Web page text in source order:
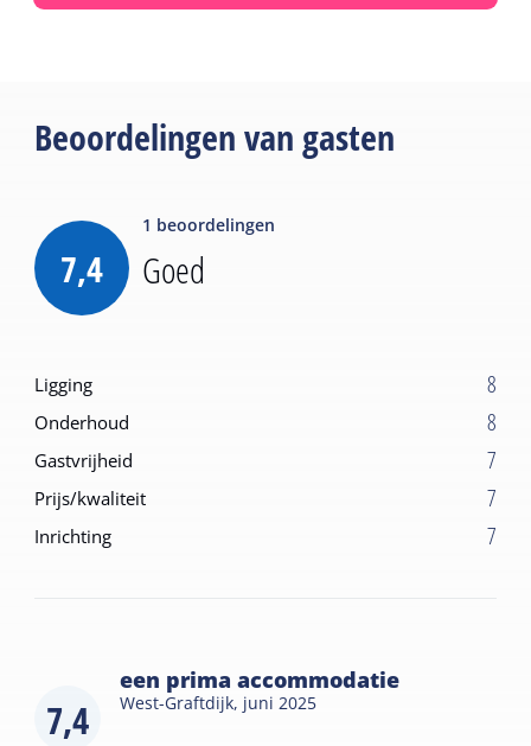
Beoordelingen van gasten
7,4
1 beoordelingen
Goed
Ligging 8
Onderhoud 8
Gastvrijheid 7
Prijs/kwaliteit 7
Inrichting 7
7,4
een prima accommodatie
West-Graftdijk, juni 2025